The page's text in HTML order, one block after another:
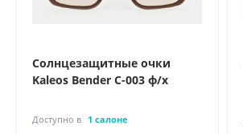
Солнцезащитные очки
Kaleos Bender C-003 ф/х
Доступно в 1 салоне